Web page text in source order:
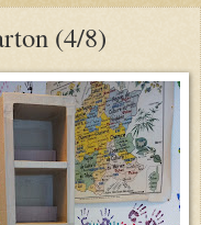
(4/8)